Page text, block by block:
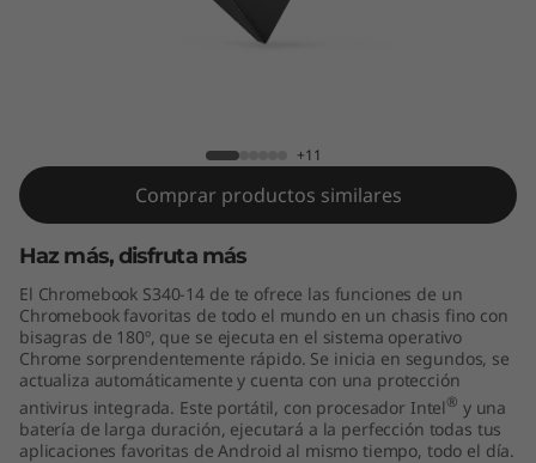
k
3
4
0
+11
Comprar productos similares
Haz más, disfruta más
El Chromebook S340-14 de te ofrece las funciones de un
Chromebook favoritas de todo el mundo en un chasis fino con
bisagras de 180º, que se ejecuta en el sistema operativo
Chrome sorprendentemente rápido. Se inicia en segundos, se
actualiza automáticamente y cuenta con una protección
antivirus integrada. Este portátil, con procesador Intel® y una
batería de larga duración, ejecutará a la perfección todas tus
aplicaciones favoritas de Android al mismo tiempo, todo el día.